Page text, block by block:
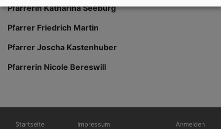
Pfarrerin Katharina Seeburg
Pfarrer Friedrich Martin
Pfarrer Joscha Kastenhuber
Pfarrerin Nicole Bereswill
Hauptnavigation
Startseite Fußbereichsmenü
Impressum Anmelden